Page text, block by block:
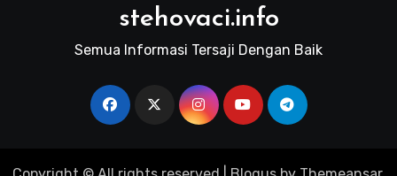
stehovaci.info
Semua Informasi Tersaji Dengan Baik